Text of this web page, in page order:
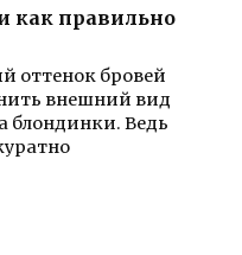
как правильно
оттенок бровей
внешний вид
блондинки. Ведь